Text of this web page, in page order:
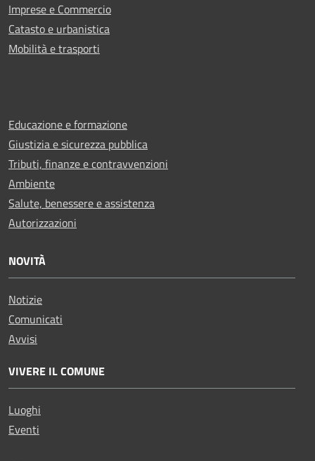
Imprese e Commercio
Catasto e urbanistica
Mobilità e trasporti
Educazione e formazione
Giustizia e sicurezza pubblica
Tributi, finanze e contravvenzioni
Ambiente
Salute, benessere e assistenza
Autorizzazioni
NOVITÀ
Notizie
Comunicati
Avvisi
VIVERE IL COMUNE
Luoghi
Eventi